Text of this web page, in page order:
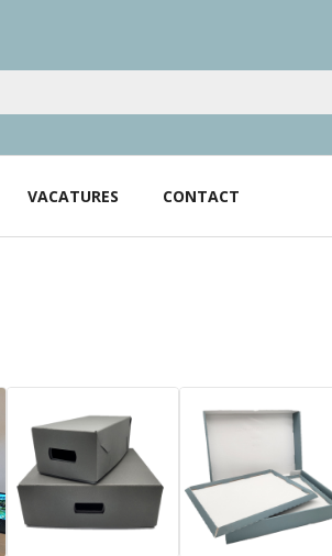
VACATURES CONTACT